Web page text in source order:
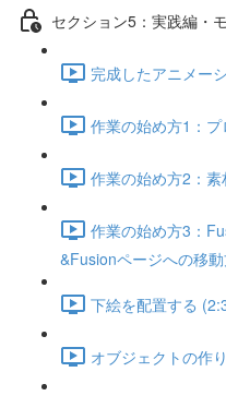
セクション5：実践編・
完成したアニメー
作業の始め方1：
作業の始め方2：
作業の始め方3：
&Fusionページへの移
下絵を配置する
オブジェクトの作